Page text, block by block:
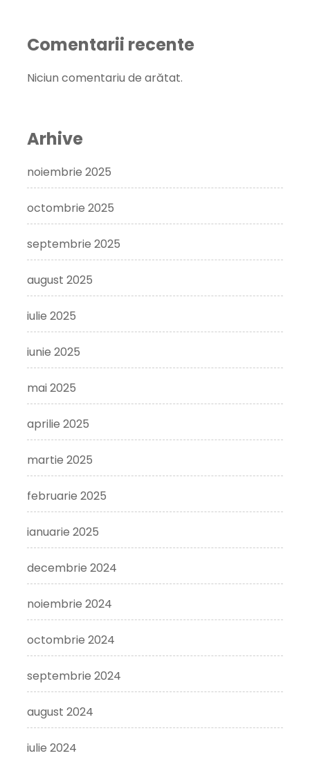
Comentarii recente
Niciun comentariu de arătat.
Arhive
noiembrie 2025
octombrie 2025
septembrie 2025
august 2025
iulie 2025
iunie 2025
mai 2025
aprilie 2025
martie 2025
februarie 2025
ianuarie 2025
decembrie 2024
noiembrie 2024
octombrie 2024
septembrie 2024
august 2024
iulie 2024